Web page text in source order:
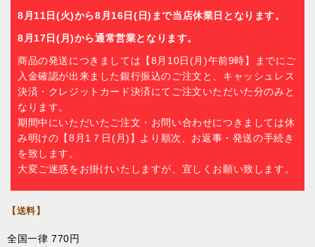
8月11日(火)から8月16日(日)まで当店休業日となります。
8月17日(月)から通常営業となります。
商品の発送につきましては【8月10日(月)午前9時】までにご
入金確認が出来ました銀行振込のご注文と、キャッシュレス
決済・クレジットカード決済にてご注文いただいた分のみと
なります。
期間中にいただいたご注文・お問い合わせにつきましては休
み明けの【8月1７日(月)】より順次、お返事・発送の手続き
を致します。
大変ご迷惑をお掛けいたしますが、宜しくお願い致します。
【送料】
全国一律 770円